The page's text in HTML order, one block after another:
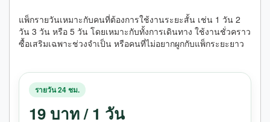
แพ็กรายวันเหมาะกับคนที่ต้องการใช้งานระยะสั้น เช่น 1 วัน 2
วัน 3 วัน หรือ 5 วัน โดยเหมาะกับทั้งการเดินทาง ใช้งานชั่วคราว
ซื้อเสริมเฉพาะช่วงจำเป็น หรือคนที่ไม่อยากผูกกับแพ็กระยะยาว
รายวัน 24 ชม.
19 บาท / 1 วัน